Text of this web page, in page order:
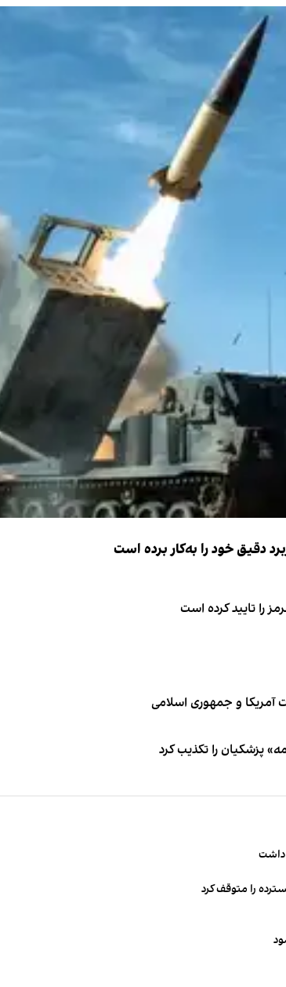
دقیق خود را به‌کار برده است
را تایید کرده است
آمریکا و جمهوری اسلامی
پزشکیان را تکذیب کرد
را متوقف کرد